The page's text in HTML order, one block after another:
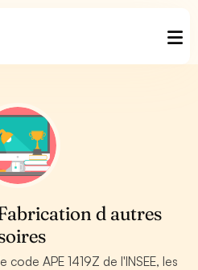
d autres
APE 1419Z de l'INSEE, les